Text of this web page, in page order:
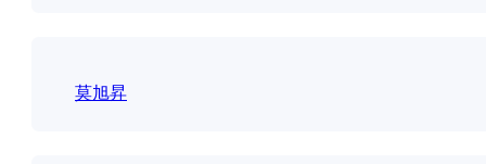
莫旭昇